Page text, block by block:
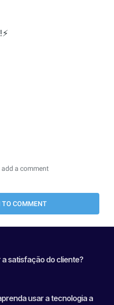
a satisfação do cliente?
usar a tecnologia a